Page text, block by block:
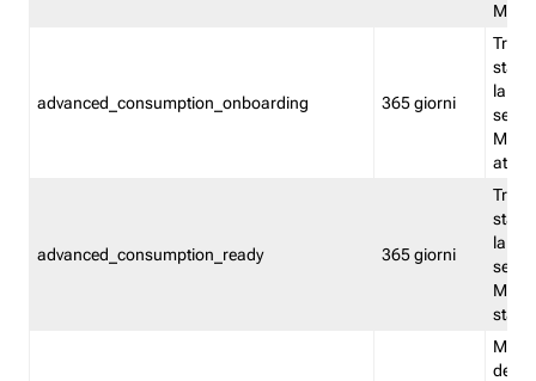
advanced_consumption_onboarding 365 giorni
stata
la
advanced_consumption_ready 365 giorni
stata
la
stato
delle